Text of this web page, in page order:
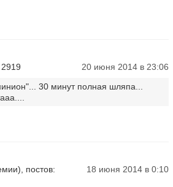
2919 20 июня 2014 в 23:06
30 минут полная шляпа...
постов:
18 июня 2014 в 0:10